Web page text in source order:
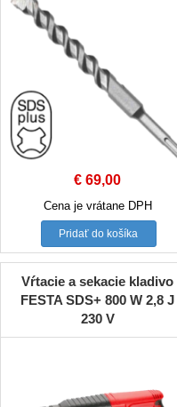
€ 69,00
Cena je vrátane DPH
Pridať do košíka
Vŕtacie a sekacie kladivo
FESTA SDS+ 800 W 2,8 J
230 V